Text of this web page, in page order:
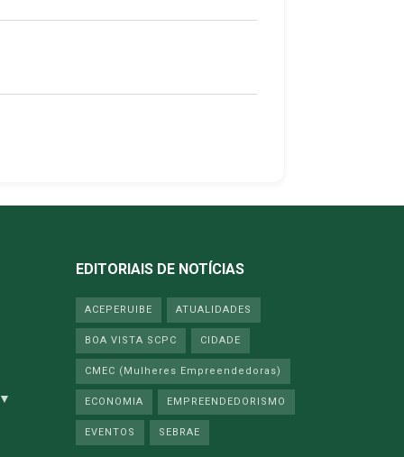
EDITORIAIS DE NOTÍCIAS
ACEPERUIBE ATUALIDADES
BOA VISTA SCPC CIDADE
CMEC (Mulheres Empreendedoras)
ECONOMIA EMPREENDEDORISMO
EVENTOS SEBRAE